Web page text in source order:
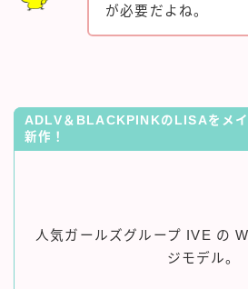
が必要だよね。
ADLV＆BLACKPINKのLISAをメ
新作！
人気ガールズグループ IVE の
ジモデル。